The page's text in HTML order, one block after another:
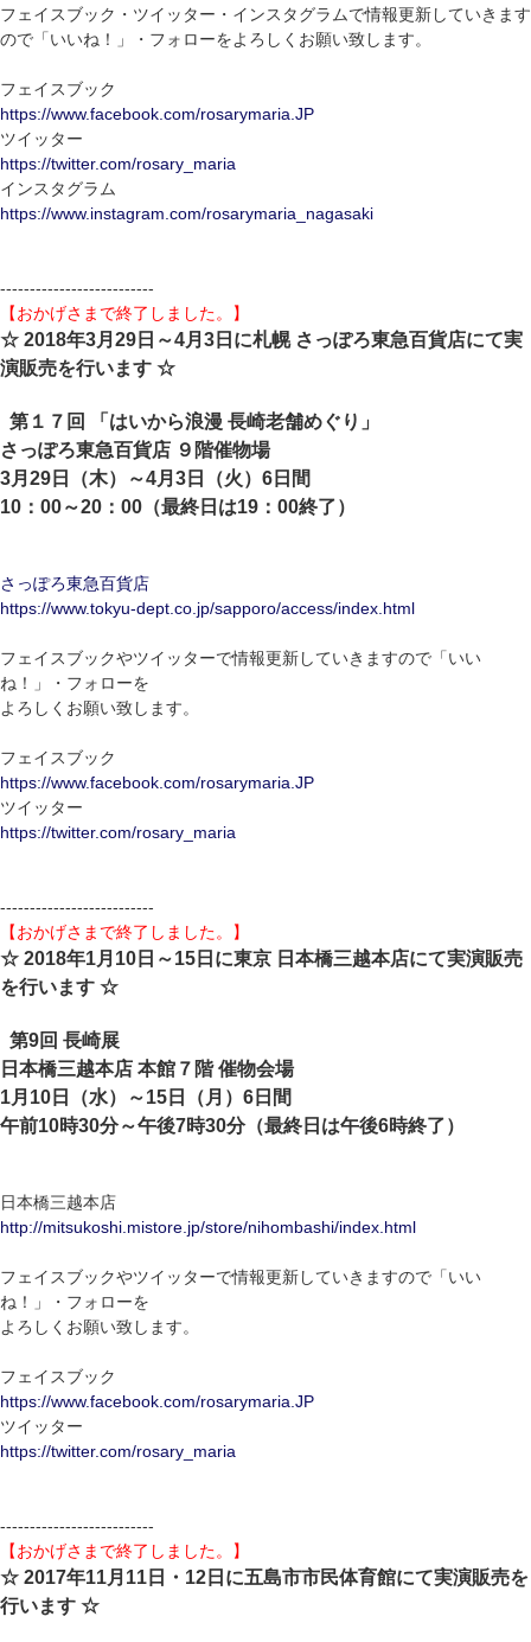
フェイスブック・ツイッター・インスタグラムで情報更新していきます
ので「いいね！」・フォローをよろしくお願い致します。
フェイスブック
https://www.facebook.com/rosarymaria.JP
ツイッター
https://twitter.com/rosary_maria
インスタグラム
https://www.instagram.com/rosarymaria_nagasaki
--------------------------
【おかげさまで終了しました。】
☆ 2018年3月29日～4月3日に札幌 さっぽろ東急百貨店にて実
演販売を行います ☆
第１７回 「はいから浪漫 長崎老舗めぐり」
さっぽろ東急百貨店 ９階催物場
3月29日（木）～4月3日（火）6日間
10：00～20：00（最終日は19：00終了）
さっぽろ東急百貨店
https://www.tokyu-dept.co.jp/sapporo/access/index.html
フェイスブックやツイッターで情報更新していきますので「いい
ね！」・フォローを
よろしくお願い致します。
フェイスブック
https://www.facebook.com/rosarymaria.JP
ツイッター
https://twitter.com/rosary_maria
--------------------------
【おかげさまで終了しました。】
☆ 2018年1月10日～15日に東京 日本橋三越本店にて実演販売
を行います ☆
第9回 長崎展
日本橋三越本店 本館７階 催物会場
1月10日（水）～15日（月）6日間
午前10時30分～午後7時30分（最終日は午後6時終了）
日本橋三越本店
http://mitsukoshi.mistore.jp/store/nihombashi/index.html
フェイスブックやツイッターで情報更新していきますので「いい
ね！」・フォローを
よろしくお願い致します。
フェイスブック
https://www.facebook.com/rosarymaria.JP
ツイッター
https://twitter.com/rosary_maria
--------------------------
【おかげさまで終了しました。】
☆ 2017年11月11日・12日に五島市市民体育館にて実演販売を
行います ☆